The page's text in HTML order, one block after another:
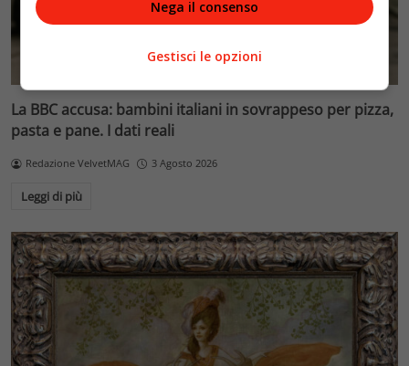
La BBC accusa: bambini italiani in sovrappeso per pizza,
pasta e pane. I dati reali
Redazione VelvetMAG 3 Agosto 2026
Leggi di più
Nega il consenso
Gestisci le opzioni